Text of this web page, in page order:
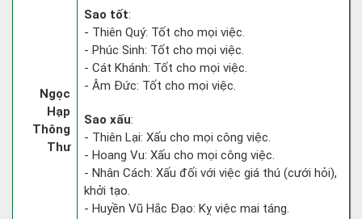
Ngọc
Hạp
Thông
Thư
Sao tốt:
- Thiên Quý: Tốt cho mọi việc.
- Phúc Sinh: Tốt cho mọi việc.
- Cát Khánh: Tốt cho mọi việc.
- Âm Đức: Tốt cho mọi việc.
Sao xấu:
- Thiên Lại: Xấu cho mọi công việc.
- Hoang Vu: Xấu cho mọi công việc.
- Nhân Cách: Xấu đối với việc giá thú (cưới hỏi),
khởi tạo.
- Huyền Vũ Hắc Đạo: Kỵ việc mai táng.